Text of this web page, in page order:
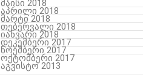
მაისი 2018
აპრილი 2018
მარტი 2018
თებერვალი 2018
იანვარი 2018
დეკემბერი 2017
ნოემბერი 2017
ოქტომბერი 2017
აგვისტო 2013